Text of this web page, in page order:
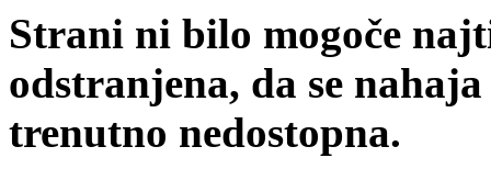
Strani ni bilo mogoče
odstranjena, da se
trenutno nedostopna.